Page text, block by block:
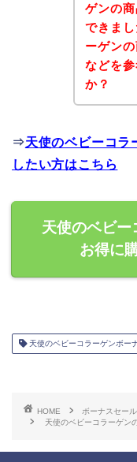
ゲンの
できま
ーゲン
などを
か？
⇒天使のベビーコラ
したい方はこちら
天使のベビー
お得に
天使のベビーコラーゲンボー
HOME
ボーナスセール
天使のベビーコラーゲン